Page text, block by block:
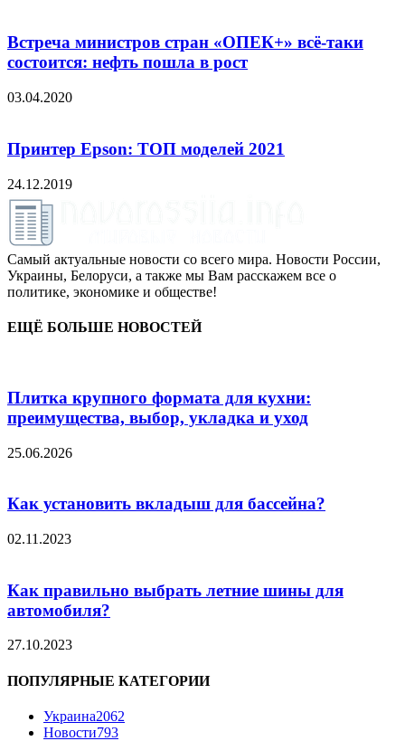
Встреча министров стран «ОПЕК+» всё-таки
состоится: нефть пошла в рост
03.04.2020
Принтер Epson: ТОП моделей 2021
24.12.2019
Самый актуальные новости со всего мира. Новости России,
Украины, Белоруси, а также мы Вам расскажем все о
политике, экономике и обществе!
ЕЩЁ БОЛЬШЕ НОВОСТЕЙ
Плитка крупного формата для кухни:
преимущества, выбор, укладка и уход
25.06.2026
Как установить вкладыш для бассейна?
02.11.2023
Как правильно выбрать летние шины для
автомобиля?
27.10.2023
ПОПУЛЯРНЫЕ КАТЕГОРИИ
Украина2062
Новости793